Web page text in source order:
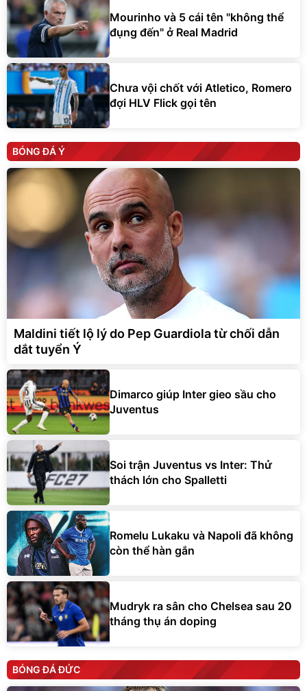
Mourinho và 5 cái tên "không thể
đụng đến" ở Real Madrid
Chưa vội chốt với Atletico, Romero
đợi HLV Flick gọi tên
BÓNG ĐÁ Ý
Maldini tiết lộ lý do Pep Guardiola từ chối dẫn
dắt tuyển Ý
Dimarco giúp Inter gieo sầu cho
Juventus
Soi trận Juventus vs Inter: Thử
thách lớn cho Spalletti
Romelu Lukaku và Napoli đã không
còn thể hàn gắn
Mudryk ra sân cho Chelsea sau 20
tháng thụ án doping
BÓNG ĐÁ ĐỨC